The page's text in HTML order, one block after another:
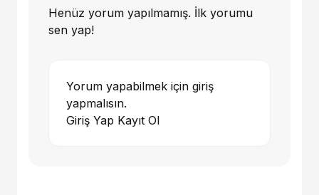
Henüz yorum yapılmamış. İlk yorumu
sen yap!
Yorum yapabilmek için giriş
yapmalısın.
Giriş Yap Kayıt Ol